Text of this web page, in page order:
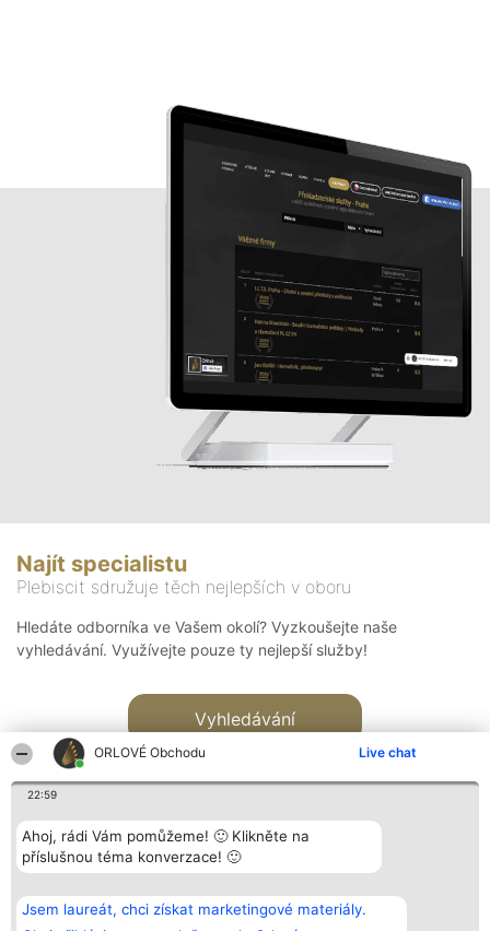
ORLOVÉ Obchodu Live chat
22:59
Ahoj, rádi Vám pomůžeme! 🙂 Klikněte na
příslušnou téma konverzace! 🙂
Jsem laureát, chci získat marketingové materiály.
Najít specialistu
Plebiscit sdružuje těch nejlepších v oboru
Hledáte odborníka ve Vašem okolí? Vyzkoušejte naše
vyhledávání. Využívejte pouze ty nejlepší služby!
Vyhledávání
Bright Side Solutions sp. z o.
o. sp. k.
ul. Ruska 22
Vítězové
Seznam všech
laureátů
Kontakt